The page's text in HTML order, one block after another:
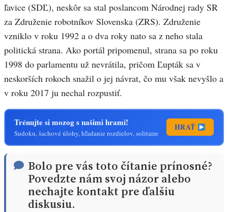
ľavice (SDĽ), neskôr sa stal poslancom Národnej rady SR
za Združenie robotníkov Slovenska (ZRS). Združenie
vzniklo v roku 1992 a o dva roky nato sa z neho stala
politická strana. Ako portál pripomenul, strana sa po roku
1998 do parlamentu už nevrátila, pričom Ľupták sa v
neskorších rokoch snažil o jej návrat, čo mu však nevyšlo a
v roku 2017 ju nechal rozpustiť.
Trénujte si mozog s našimi hrami!
Sudoku, šachové úlohy, hľadanie rozdielov, solitaire
HRAŤ
Bolo pre vás toto čítanie prínosné?
Povedzte nám svoj názor alebo
nechajte kontakt pre ďalšiu
diskusiu.